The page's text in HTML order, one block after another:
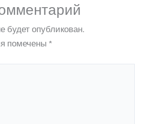
опубликован.
помечены *